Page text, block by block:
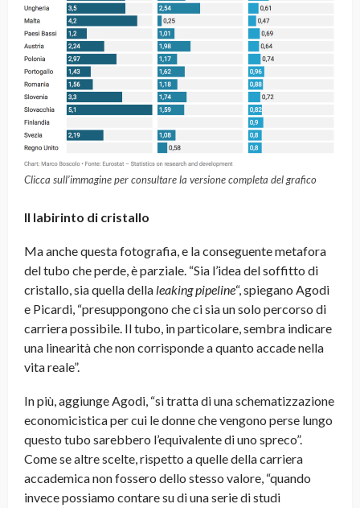
Clicca sull’immagine per consultare la versione completa del grafico
Il labirinto di cristallo
Ma anche questa fotografia, e la conseguente metafora
del tubo che perde, è parziale. “Sia l’idea del soffitto di
cristallo, sia quella della leaking pipeline“, spiegano Agodi
e Picardi, “presuppongono che ci sia un solo percorso di
carriera possibile. Il tubo, in particolare, sembra indicare
una linearità che non corrisponde a quanto accade nella
vita reale”.
In più, aggiunge Agodi, “si tratta di una schematizzazione
economicistica per cui le donne che vengono perse lungo
questo tubo sarebbero l’equivalente di uno spreco”.
Come se altre scelte, rispetto a quelle della carriera
accademica non fossero dello stesso valore, “quando
invece possiamo contare su di una serie di studi